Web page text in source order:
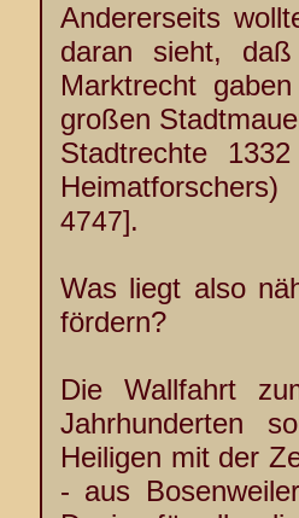
Andererseits
daran sieht,
Marktrecht
großen
Stadtrechte
4747].
Was liegt also
fördern?
Die Wallfahrt
Jahrhunderten
Heiligen mit der
- aus